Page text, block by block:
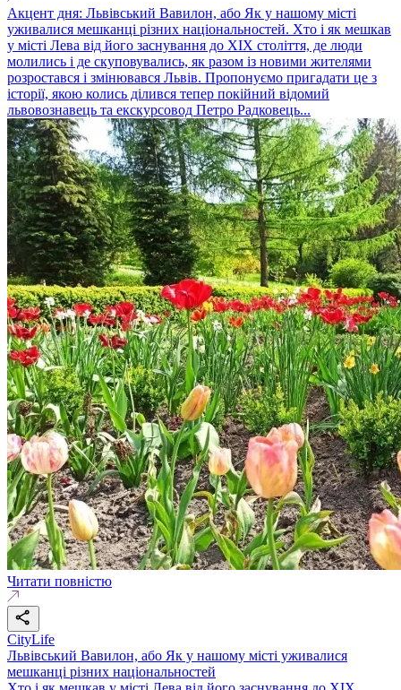
Акцент дня: Львівський Вавилон, або Як у нашому місті
уживалися мешканці різних національностей. Хто і як мешкав
у місті Лева від його заснування до ХІХ століття, де люди
молились і де скуповувались, як разом із новими жителями
розростався і змінювався Львів. Пропонуємо пригадати це з
історії, якою колись ділився тепер покійний відомий
львовознавець та екскурсовод Петро Радковець...
Читати повністю
CityLife
Львівський Вавилон, або Як у нашому місті уживалися
мешканці різних національностей